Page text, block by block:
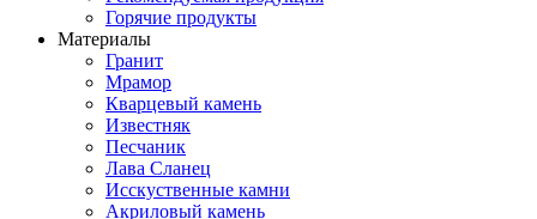
Горячие продукты
Материалы
Гранит
Мрамор
Кварцевый камень
Известняк
Песчаник
Лава Сланец
Исскуственные камни
Акриловый камень